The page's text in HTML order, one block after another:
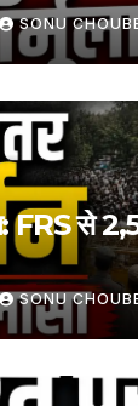
SONU
FRS से
SONU